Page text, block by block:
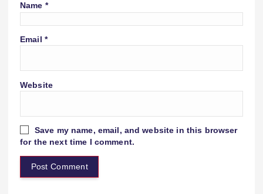
Name *
Email *
Website
Save my name, email, and website in this browser
for the next time I comment.